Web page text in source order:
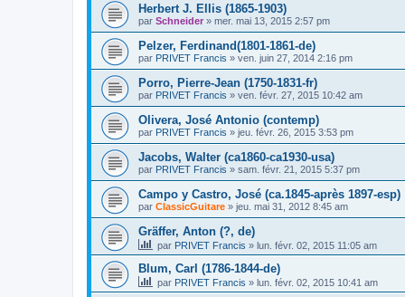
Herbert J. Ellis (1865-1903)
par Schneider » mer. mai 13, 2015 2:57 pm
Pelzer, Ferdinand(1801-1861-de)
par PRIVET Francis » ven. juin 27, 2014 2:16 pm
Porro, Pierre-Jean (1750-1831-fr)
par PRIVET Francis » ven. févr. 27, 2015 10:42 am
Olivera, José Antonio (contemp)
par PRIVET Francis » jeu. févr. 26, 2015 3:53 pm
Jacobs, Walter (ca1860-ca1930-usa)
par PRIVET Francis » sam. févr. 21, 2015 5:37 pm
Campo y Castro, José (ca.1845-après 1897-esp)
par ClassicGuitare » jeu. mai 31, 2012 8:45 am
Gräffer, Anton (?, de)
par PRIVET Francis » lun. févr. 02, 2015 11:05 am
Blum, Carl (1786-1844-de)
par PRIVET Francis » lun. févr. 02, 2015 10:41 am